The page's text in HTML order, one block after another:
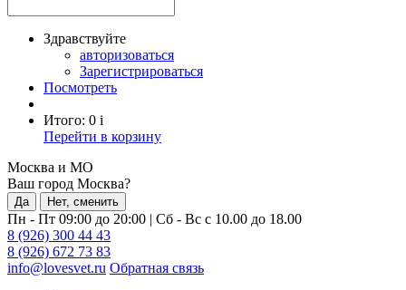
Здравствуйте
авторизоваться
Зарегистрироваться
Посмотреть
Итого: 0 i
Перейти в корзину
Москва и МО
Ваш город Москва?
Да Нет, сменить
Пн - Пт 09:00 до 20:00 | Сб - Вс с 10.00 до 18.00
8 (926) 300 44 43
8 (926) 672 73 83
info@lovesvet.ru Обратная связь